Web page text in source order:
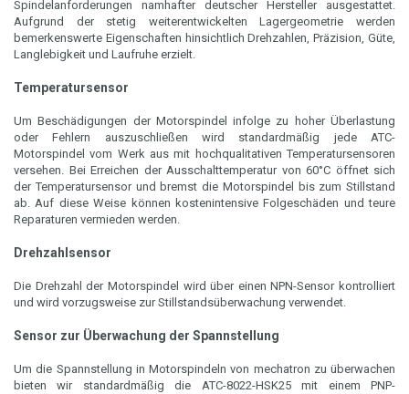
Spindelanforderungen namhafter deutscher Hersteller ausgestattet.
Aufgrund der stetig weiterentwickelten Lagergeometrie werden
bemerkenswerte Eigenschaften hinsichtlich Drehzahlen, Präzision, Güte,
Langlebigkeit und Laufruhe erzielt.
Temperatursensor
Um Beschädigungen der Motorspindel infolge zu hoher Überlastung
oder Fehlern auszuschließen wird standardmäßig jede ATC-
Motorspindel vom Werk aus mit hochqualitativen Temperatursensoren
versehen. Bei Erreichen der Ausschalttemperatur von 60°C öffnet sich
der Temperatursensor und bremst die Motorspindel bis zum Stillstand
ab. Auf diese Weise können kostenintensive Folgeschäden und teure
Reparaturen vermieden werden.
Drehzahlsensor
Die Drehzahl der Motorspindel wird über einen NPN-Sensor kontrolliert
und wird vorzugsweise zur Stillstandsüberwachung verwendet.
Sensor zur Überwachung der Spannstellung
Um die Spannstellung in Motorspindeln von mechatron zu überwachen
bieten wir standardmäßig die ATC-8022-HSK25 mit einem PNP-